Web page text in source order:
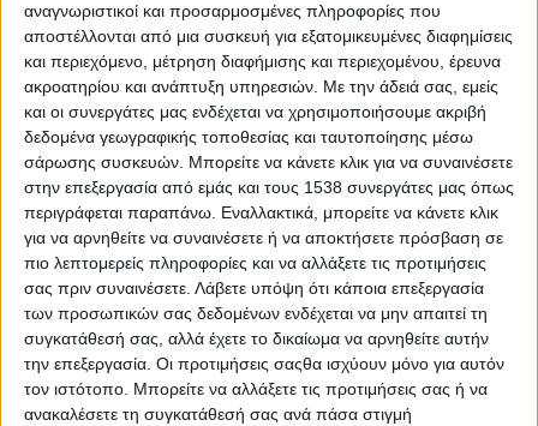
αναγνωριστικοί και προσαρμοσμένες πληροφορίες που
αποστέλλονται από μια συσκευή για εξατομικευμένες διαφημίσεις
και περιεχόμενο, μέτρηση διαφήμισης και περιεχομένου, έρευνα
ακροατηρίου και ανάπτυξη υπηρεσιών. Με την άδειά σας, εμείς
και οι συνεργάτες μας ενδέχεται να χρησιμοποιήσουμε ακριβή
δεδομένα γεωγραφικής τοποθεσίας και ταυτοποίησης μέσω
σάρωσης συσκευών. Μπορείτε να κάνετε κλικ για να συναινέσετε
στην επεξεργασία από εμάς και τους 1538 συνεργάτες μας όπως
περιγράφεται παραπάνω. Εναλλακτικά, μπορείτε να κάνετε κλικ
για να αρνηθείτε να συναινέσετε ή να αποκτήσετε πρόσβαση σε
πιο λεπτομερείς πληροφορίες και να αλλάξετε τις προτιμήσεις
σας πριν συναινέσετε. Λάβετε υπόψη ότι κάποια επεξεργασία
των προσωπικών σας δεδομένων ενδέχεται να μην απαιτεί τη
συγκατάθεσή σας, αλλά έχετε το δικαίωμα να αρνηθείτε αυτήν
την επεξεργασία. Οι προτιμήσεις σαςθα ισχύουν μόνο για αυτόν
τον ιστότοπο. Μπορείτε να αλλάξετε τις προτιμήσεις σας ή να
ανακαλέσετε τη συγκατάθεσή σας ανά πάσα στιγμή
Like like #14
Μαρία Γιαννέτου: «Η επιχειρηματικότητα με προσέγγιση
από τα σχολικά χρόνια πετυχαίνει θαύματα στην
ενδυνάμωση της αυτοπεποίθησης των παιδιών»